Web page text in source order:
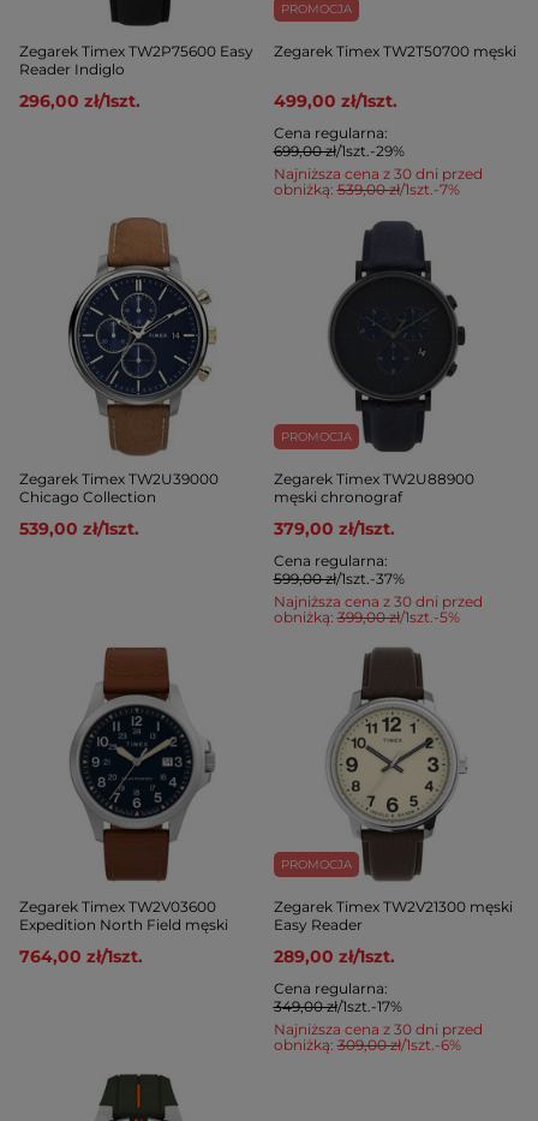
Zegarek Timex TW2P75600 Easy
Reader Indiglo
296,00 zł/1szt.
PROMOCJA
Zegarek Timex TW2T50700 męski
499,00 zł/1szt.
Najniższa cena z 30 dni przed
obniżką:539,00 zł/1szt.-7%
Cena regularna:
699,00 zł/1szt.-29%
Zegarek Timex TW2U39000
Chicago Collection
539,00 zł/1szt.
PROMOCJA
Zegarek Timex TW2U88900
męski chronograf
379,00 zł/1szt.
Najniższa cena z 30 dni przed
obniżką:399,00 zł/1szt.-5%
Cena regularna:
599,00 zł/1szt.-37%
Zegarek Timex TW2V03600
Expedition North Field męski
764,00 zł/1szt.
PROMOCJA
Zegarek Timex TW2V21300 męski
Easy Reader
289,00 zł/1szt.
Najniższa cena z 30 dni przed
obniżką:309,00 zł/1szt.-6%
Cena regularna:
349,00 zł/1szt.-17%